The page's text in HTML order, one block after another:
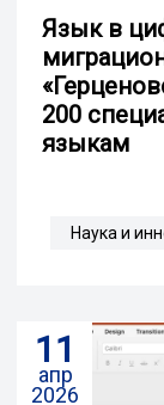
Язык в
200
языкам
Наука и
11
апр
2026